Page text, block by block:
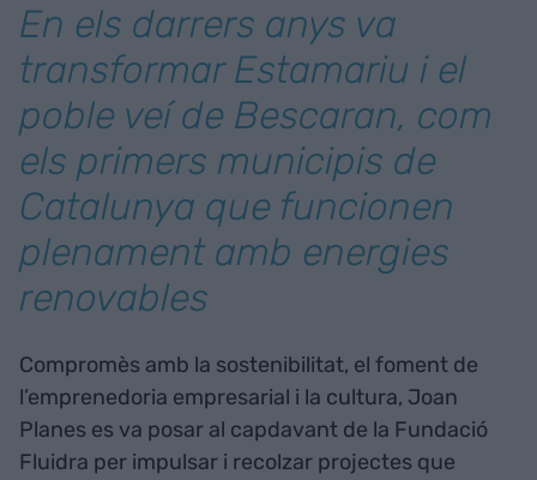
En els darrers anys va
transformar Estamariu i el
poble veí de Bescaran, com
els primers municipis de
Catalunya que funcionen
plenament amb energies
renovables
Compromès amb la sostenibilitat, el foment de
l’emprenedoria empresarial i la cultura, Joan
Planes es va posar al capdavant de la Fundació
Fluidra per impulsar i recolzar projectes que